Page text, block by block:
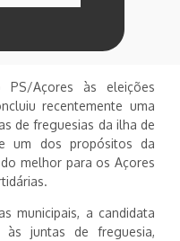
PS/Açores às eleições
recentemente uma
de freguesias da ilha de
um dos propósitos da
melhor para os Açores
municipais, a candidata
às juntas de freguesia,